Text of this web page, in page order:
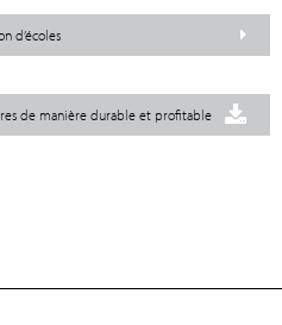
d’écoles
de manière durable et profitable